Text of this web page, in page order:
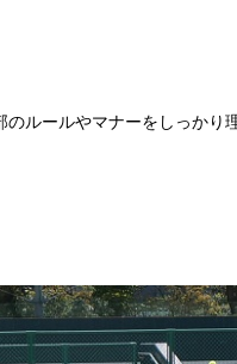
のルールやマナーをしっかり